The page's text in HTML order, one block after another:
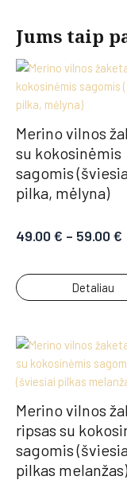
Jums taip
Merino vilnos
su kokosinėmis
sagomis
pilka, mėlyna)
49.00€ – 59.00€
Detaliau
Merino vilnos
ripsas su
sagomis
pilkas melanžas)